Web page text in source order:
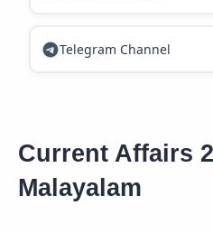
Telegram Channel
Current Affairs
Malayalam